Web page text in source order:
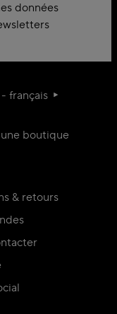
données
français
boutique
& retours